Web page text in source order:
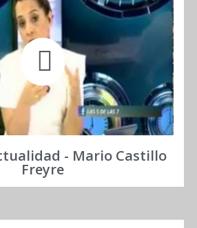
- Mario Castillo
Freyre